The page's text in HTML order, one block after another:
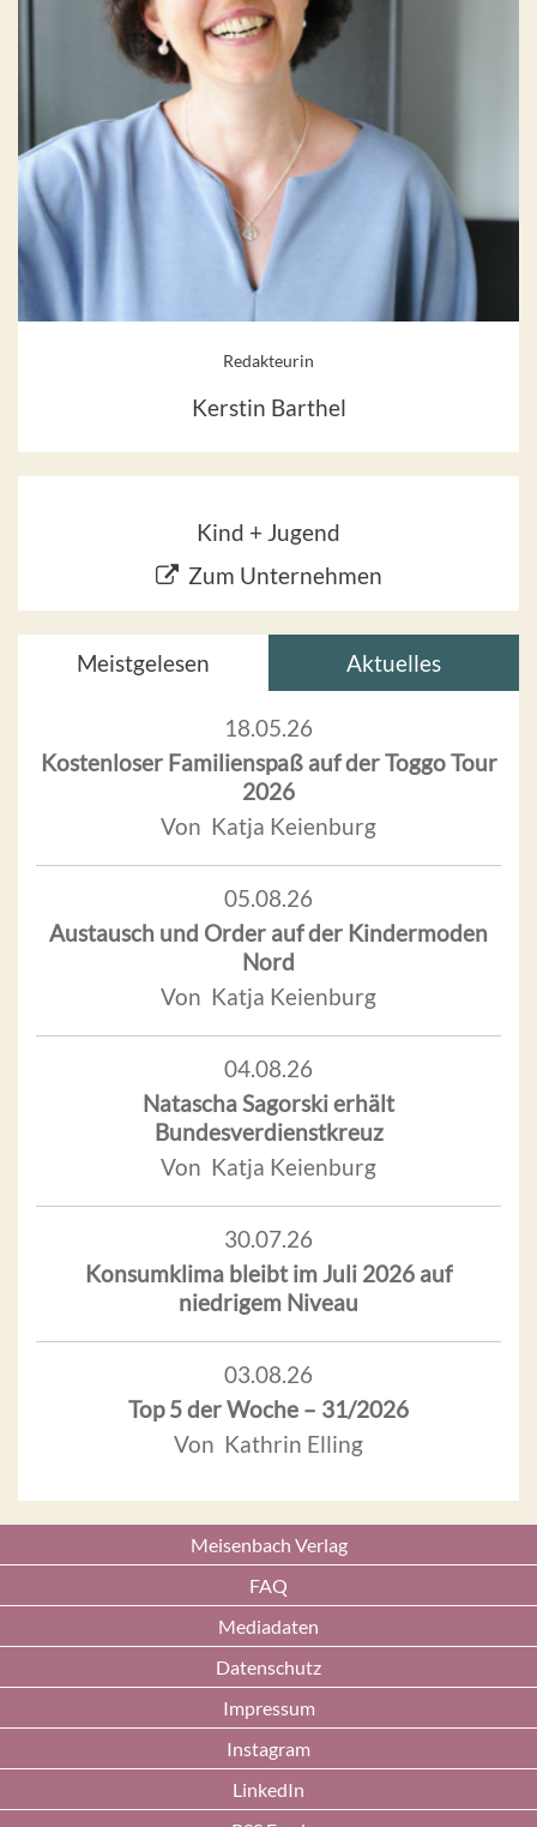
Redakteurin
Kerstin Barthel
Kind + Jugend
Zum Unternehmen
Meistgelesen Aktuelles
18.05.26
Kostenloser Familienspaß auf der Toggo Tour
2026
Von Katja Keienburg
05.08.26
Austausch und Order auf der Kindermoden
Nord
Von Katja Keienburg
04.08.26
Natascha Sagorski erhält
Bundesverdienstkreuz
Von Katja Keienburg
30.07.26
Konsumklima bleibt im Juli 2026 auf
niedrigem Niveau
03.08.26
Top 5 der Woche – 31/2026
Von Kathrin Elling
Meisenbach Verlag
FAQ
Mediadaten
Datenschutz
Impressum
Instagram
LinkedIn